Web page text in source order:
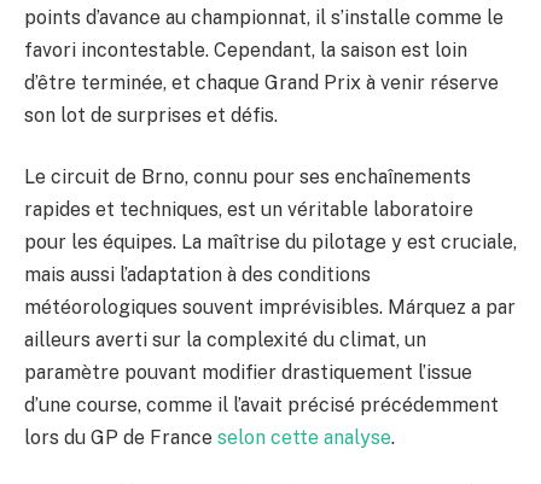
points d’avance au championnat, il s’installe comme le
favori incontestable. Cependant, la saison est loin
d’être terminée, et chaque Grand Prix à venir réserve
son lot de surprises et défis.
Le circuit de Brno, connu pour ses enchaînements
rapides et techniques, est un véritable laboratoire
pour les équipes. La maîtrise du pilotage y est cruciale,
mais aussi l’adaptation à des conditions
météorologiques souvent imprévisibles. Márquez a par
ailleurs averti sur la complexité du climat, un
paramètre pouvant modifier drastiquement l’issue
d’une course, comme il l’avait précisé précédemment
lors du GP de France selon cette analyse.